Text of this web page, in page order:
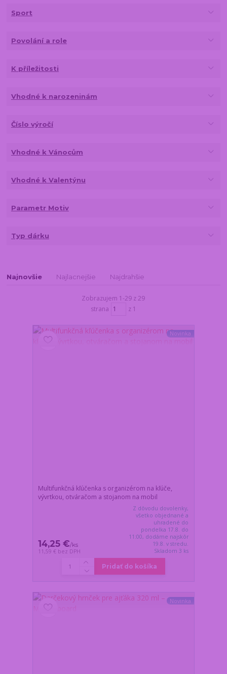
Sport
Povolání a role
K příležitosti
Vhodné k narozeninám
Číslo výročí
Vhodné k Vánocům
Vhodné k Valentýnu
Parametr Motiv
Typ dárku
Najnovšie Najlacnejšie Najdrahšie
Zobrazujem 1-29 z 29
strana
z 1
Novinka
Multifunkčná kľúčenka s organizérom na kľúče,
vývrtkou, otváračom a stojanom na mobil
14,25 €/ks
11,59 € bez DPH
Z dôvodu dovolenky,
všetko objednané a
uhradené do
pondelka 17.8. do
11:00, dodáme najskôr
19.8. v stredu.
Skladom 3 ks
Pridať do košíka
Novinka